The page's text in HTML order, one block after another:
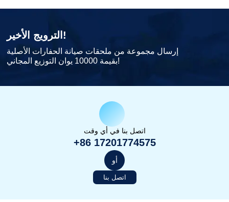
الترويج الأخير!
إرسال مجموعة من ملحقات صيانة الحفارات الأصلية
بقيمة 10000 يوان التوزيع المجاني!
اتصل بنا في أي وقت
+86 17201774575
أو
اتصل بنا